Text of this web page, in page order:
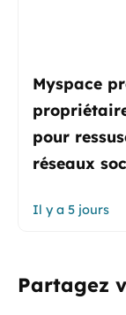
Myspace
pour
réseaux
Il y a 5 jours
Partagez